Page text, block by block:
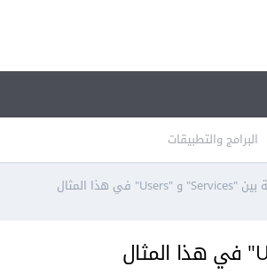
البرامج والتطبيقات